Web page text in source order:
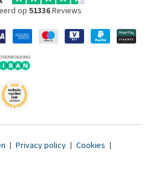
op 51336Reviews
| Privacy policy | Cookies |